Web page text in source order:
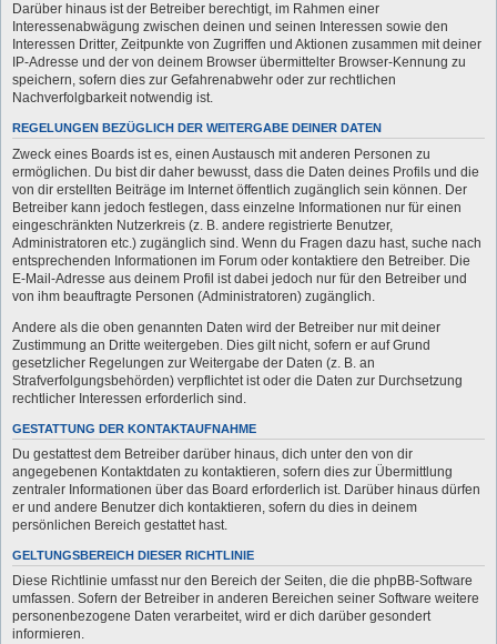
Darüber hinaus ist der Betreiber berechtigt, im Rahmen einer
Interessenabwägung zwischen deinen und seinen Interessen sowie den
Interessen Dritter, Zeitpunkte von Zugriffen und Aktionen zusammen mit deiner
IP-Adresse und der von deinem Browser übermittelter Browser-Kennung zu
speichern, sofern dies zur Gefahrenabwehr oder zur rechtlichen
Nachverfolgbarkeit notwendig ist.
REGELUNGEN BEZÜGLICH DER WEITERGABE DEINER DATEN
Zweck eines Boards ist es, einen Austausch mit anderen Personen zu
ermöglichen. Du bist dir daher bewusst, dass die Daten deines Profils und die
von dir erstellten Beiträge im Internet öffentlich zugänglich sein können. Der
Betreiber kann jedoch festlegen, dass einzelne Informationen nur für einen
eingeschränkten Nutzerkreis (z. B. andere registrierte Benutzer,
Administratoren etc.) zugänglich sind. Wenn du Fragen dazu hast, suche nach
entsprechenden Informationen im Forum oder kontaktiere den Betreiber. Die
E-Mail-Adresse aus deinem Profil ist dabei jedoch nur für den Betreiber und
von ihm beauftragte Personen (Administratoren) zugänglich.
Andere als die oben genannten Daten wird der Betreiber nur mit deiner
Zustimmung an Dritte weitergeben. Dies gilt nicht, sofern er auf Grund
gesetzlicher Regelungen zur Weitergabe der Daten (z. B. an
Strafverfolgungsbehörden) verpflichtet ist oder die Daten zur Durchsetzung
rechtlicher Interessen erforderlich sind.
GESTATTUNG DER KONTAKTAUFNAHME
Du gestattest dem Betreiber darüber hinaus, dich unter den von dir
angegebenen Kontaktdaten zu kontaktieren, sofern dies zur Übermittlung
zentraler Informationen über das Board erforderlich ist. Darüber hinaus dürfen
er und andere Benutzer dich kontaktieren, sofern du dies in deinem
persönlichen Bereich gestattet hast.
GELTUNGSBEREICH DIESER RICHTLINIE
Diese Richtlinie umfasst nur den Bereich der Seiten, die die phpBB-Software
umfassen. Sofern der Betreiber in anderen Bereichen seiner Software weitere
personenbezogene Daten verarbeitet, wird er dich darüber gesondert
informieren.